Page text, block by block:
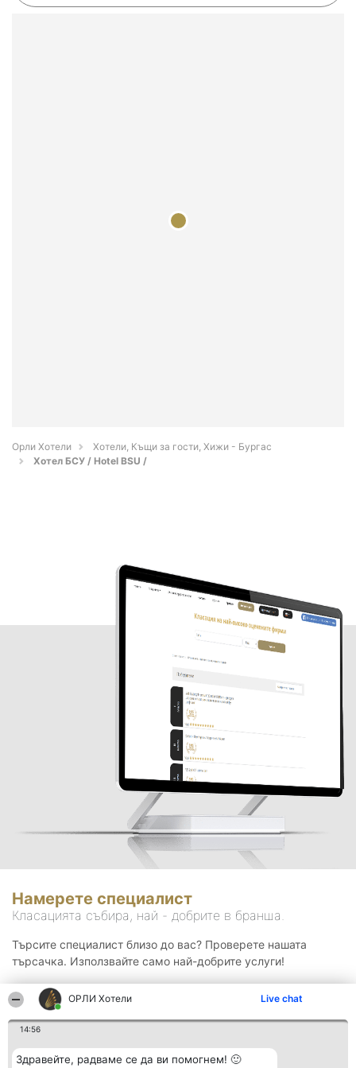
ОРЛИ Хотели Live chat
14:56
Здравейте, радваме се да ви помогнем! 🙂
Орли Хотели
Хотели, Къщи за гости, Хижи - Бургас
Xотел БСУ / Hotel BSU /
Намерете специалист
Класацията събира, най - добрите в бранша.
Търсите специалист близо до вас? Проверете нашата
търсачка. Използвайте само най-добрите услуги!